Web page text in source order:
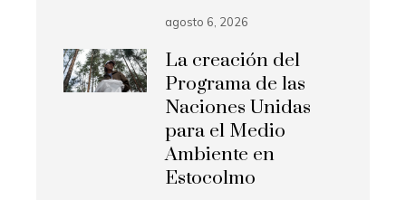
agosto 6, 2026
La creación del
Programa de las
Naciones Unidas
para el Medio
Ambiente en
Estocolmo